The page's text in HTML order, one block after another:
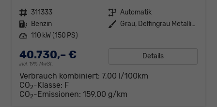
Fahrzeugnr. 311333 Getriebe Automatik
Kraftstoff Benzin Außenfarbe
Grau, Delfingrau Metallic (B0)
Leistung 110 kW (150 PS)
40.730,– €
incl. 19% MwSt.
Details
Verbrauch kombiniert: 7,00 l/100km
CO2-Klasse: F
CO2-Emissionen: 159,00 g/km